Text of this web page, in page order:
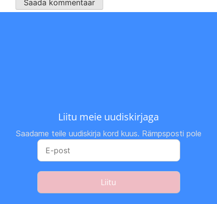
Liitu meie uudiskirjaga
Saadame teile uudiskirja kord kuus. Rämpsposti pole
Liitu